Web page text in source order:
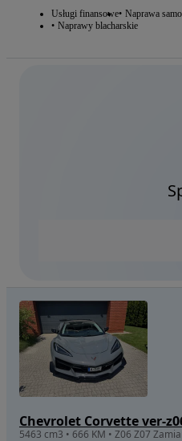
Usługi finansowe Naprawa
Naprawy blacharskie
5463 cm3 • 666 KM • Z06 Z07